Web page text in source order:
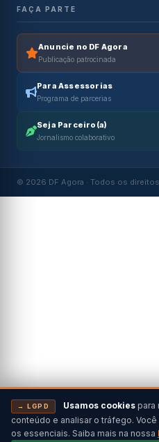
FAÇA PARTE
Anuncie no DF Agora
Publicação patrocinada
Para Assessorias
Programa de parcerias
Seja Parceiro(a)
Jornalismo colaborativo
© 2026 DF Agora · Todos os
→ LGPD Usamos cookies para
conteúdo e analisar o tráfego.
os essenciais. Saiba mais na nossa